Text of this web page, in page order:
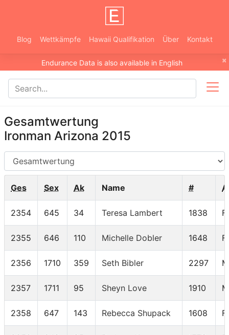
Blog Wettkämpfe Hawaii Qualifikation Über Kontakt
×
Endurance Data is also available in English
Gesamtwertung
Ironman Arizona 2015
AG
Ges Sex Ak Name #
2354 645 34 Teresa Lambert 1838
2355 646 110 Michelle Dobler 1648
2356 1710 359 Seth Bibler 2297
2357 1711 95 Sheyn Love 1910
2358 647 143 Rebecca Shupack 1608